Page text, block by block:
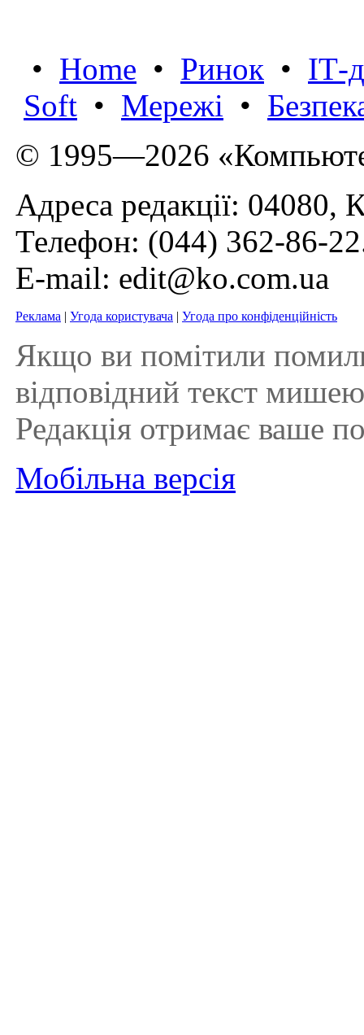
• Home • Ринок • IТ-
Soft • Мережі •
© 1995—2026
Адреса редакції: 04080,
Телефон: (044) 362-86-22
E-mail: edit@ko.com.ua
Реклама | Угода користувача | Угода про конфіденційність
Якщо ви помітили
відповідний текст
Редакція отримає ваше
Мобільна версія